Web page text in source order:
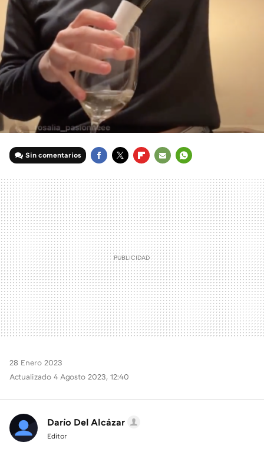
Sin comentarios
MAIL
28 Enero 2023
Actualizado 4 Agosto 2023, 12:40
Darío Del Alcázar
Editor